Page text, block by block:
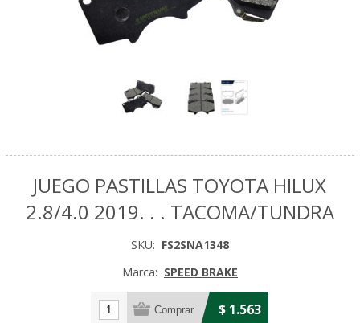
JUEGO PASTILLAS TOYOTA HILUX
2.8/4.0 2019. . . TACOMA/TUNDRA
SKU: FS2SNA1348
Marca: SPEED BRAKE
$ 1.563